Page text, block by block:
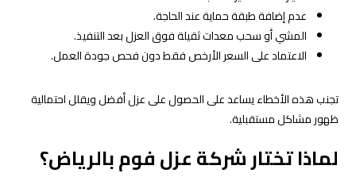
عدم إضافة طبقة حماية عند الحاجة.
المشي أو سحب معدات ثقيلة فوق العزل بعد التنفيذ.
الاعتماد على السعر الأرخص فقط دون فحص جودة العمل.
تجنب هذه الأخطاء يساعد على الحصول على عزل أفضل ويقلل احتمالية
ظهور مشاكل مستقبلية.
لماذا تختار شركة عزل فوم بالرياض؟